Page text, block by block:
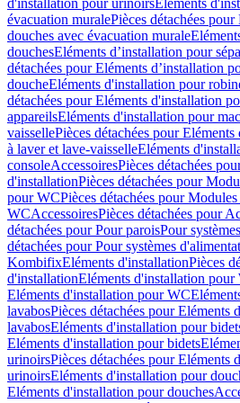
d'installation pour urinoirsEléments
évacuation muralePièces détachées
douches avec évacuation murale
douchesEléments d’installation pour
détachées pour Eléments d’installation
doucheEléments d'installation pour
détachées pour Eléments d'installation
appareilsEléments d'installation pour
vaissellePièces détachées pour
à laver et lave-vaisselleEléments
consoleAccessoiresPièces détachées
d'installationPièces détachées pour
pour WCPièces détachées pour
WCAccessoiresPièces détachées pour
détachées pour Pour paroisPour
détachées pour Pour systèmes
KombifixEléments d'installationPièces
d'installationEléments d'installation pour
Eléments d'installation pour WC
lavabosPièces détachées pour Eléments
lavabosEléments d'installation pour
Eléments d'installation pour bidets
urinoirsPièces détachées pour Eléments
urinoirsEléments d'installation pour
Eléments d'installation pour douches